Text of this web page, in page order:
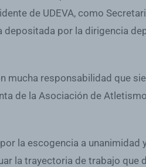
de UDEVA, como
por la dirigencia
mucha responsabilidad que
de la Asociación de
la escogencia a unanimidad
la trayectoria de trabajo que